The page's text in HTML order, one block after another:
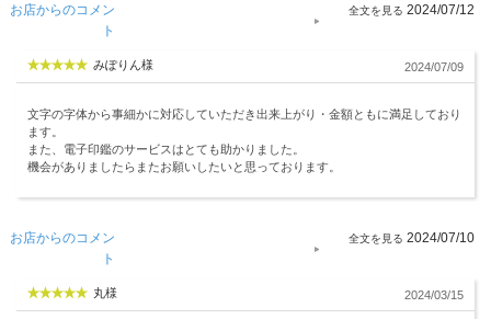
お店からのコメン
ト
2024/07/12
みぽりん様 2024/07/09
文字の字体から事細かに対応していただき出来上がり・金額ともに満足しており
ます。
また、電子印鑑のサービスはとても助かりました。
機会がありましたらまたお願いしたいと思っております。
お店からのコメン
ト
2024/07/10
丸様 2024/03/15